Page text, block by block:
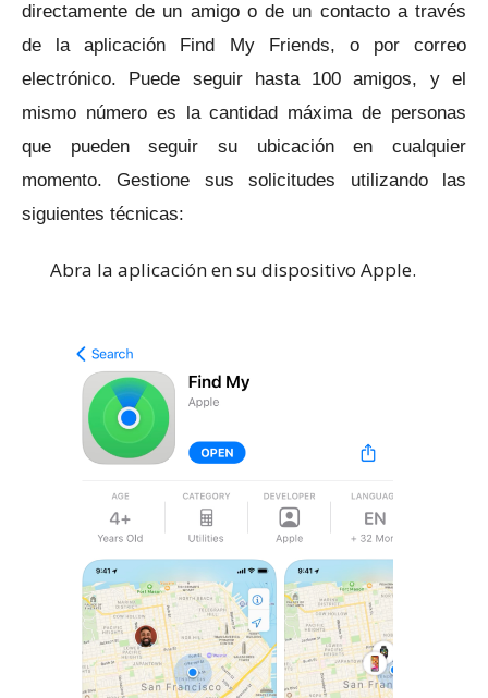
directamente de un amigo o de un contacto a través
de la aplicación Find My Friends, o por correo
electrónico. Puede seguir hasta 100 amigos, y el
mismo número es la cantidad máxima de personas
que pueden seguir su ubicación en cualquier
momento.Gestione sus solicitudes utilizando las
siguientes técnicas:
Abra la aplicación en su dispositivo Apple.